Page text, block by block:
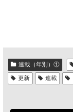
連載（年別）①
更新
連載